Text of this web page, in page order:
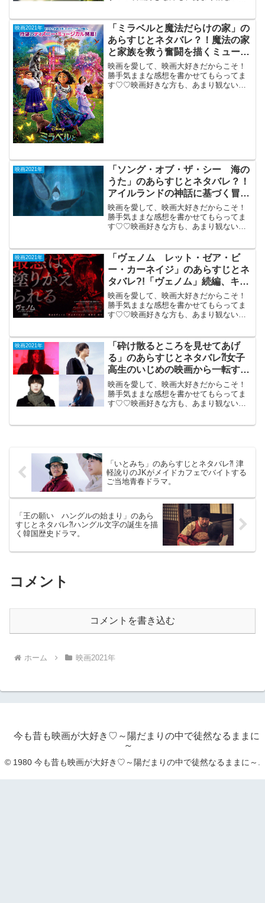
（98分）2003年に実写映画化された田辺
聖...
映画2021年
「ミラベルと魔法だらけの家」の
あらすじとネタバレ？！魔法の家
と家族を救う奮闘を描くミュージ
カル・ファンタジー。
映画を愛して、映画大好きだからこそ！
勝手気ままな感想を書かせてもらってま
す♡♡映画好きな方も、あまり観ない方
映画2021年
「ソング・オブ・ザ・シー 海の
うた」のあらすじとネタバレ？！
アイルランドの神話に基づく冒険
アニメ。
映画を愛して、映画大好きだからこそ！
勝手気ままな感想を書かせてもらってま
す♡♡映画好きな方も、あまり観ない方
（93分）アイルランド（吹き替え版）ア
イルラン...
映画2021年
「ヴェノム レット・ゼア・ビ
ー・カーネイジ」のあらすじとネ
タバレ?!「ヴェノム」続編、キモ
イ・アクション。
映画を愛して、映画大好きだからこそ！
勝手気ままな感想を書かせてもらってま
す♡♡映画好きな方も、あまり観ない方
月3日公開（98分）マーベル映画「ヴェノ
ム」続...
映画2021年
「砕け散るところを見せてあげ
る」のあらすじとネタバレ⁈女子
高生のいじめの映画から一転する
衝撃作。
映画を愛して、映画大好きだからこそ！
勝手気ままな感想を書かせてもらってま
す♡♡映画好きな方も、あまり観ない方
「いとみち」のあらすじとネタバレ⁈ 津
軽訛りのJKがメイドカフェでバイトする
ご当地青春ドラマ。
「王の願い ハングルの始まり」のあら
すじとネタバレ⁈ハングル文字の誕生を描
く韓国歴史ドラマ。
コメント
コメントを書き込む
ホーム 映画2021年
今も昔も映画が大好き♡～陽だまりの中で徒然なるままに
～
© 1980 今も昔も映画が大好き♡～陽だまりの中で徒然なるままに～.